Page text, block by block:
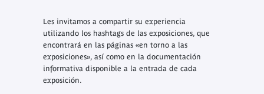
Les invitamos a compartir su experiencia
utilizando los hashtagsde las exposiciones, que
encontrará en las páginas «en torno a las
exposiciones», así como en la documentación
informativa disponible a la entrada de cada
exposición.